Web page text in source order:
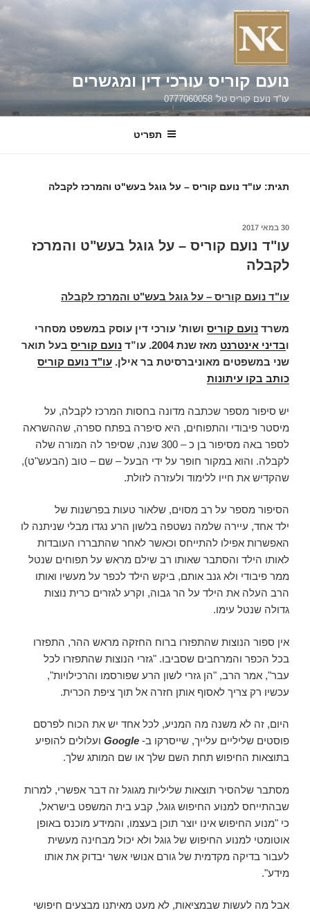
דילוג
נועם קוריס עורכי דין ומגשרים
עו"ד נועם קוריס טל' 0777060058
תפריט
תגית: עו"ד נועם קוריס – על גוגל בעש"ט והמרכז לקבלה
פורסם
30 במאי 2017
עו"ד נועם קוריס – על גוגל בעש"ט והמרכז
לקבלה
עו"ד נועם קוריס – על גוגל בעש"ט והמרכז לקבלה
משרד נועם קוריס ושות’ עורכי דין עוסק במשפט מסחרי
ובדיני אינטרנט מאז שנת 2004. עו”ד נועם קוריס בעל תואר
שני במשפטים מאוניברסיטת בר אילן. עו"ד נועם קוריס
כותב בקו עיתונות
יש סיפור מספר שכתבה מדונה בחסות המרכז לקבלה, על
מיסטר פיבודי והתפוחים, היא סיפרה בפתח ספרה, שההשראה
לספר באה מסיפור בן כ – 300 שנה, שסיפר לה המורה שלה
לקבלה. והוא במקור חופר על ידי הבעל – שם – טוב (הבעש"ט),
שהקדיש את חייו ללימוד ולעזרה לזולת.
הסיפור מספר על רב מסוים, שלאור טעות בפרשנות של
ילד אחד, עיירה שלמה נשטפה בלשון הרע נגדו מבלי שניתנה לו
האפשרות אפילו להתייחס וכאשר לאחר שהתבררו העובדות
לאותו הילד והסתבר שאותו רב שילם מראש על תפוחים שנטל
ממר פיבודי ולא גנב אותם, ביקש הילד לכפר על מעשיו ואותו
הרב העלה את הילד על הר גבוה, וקרע לגזרים כרית נוצות
גדולה שנטל עימו.
אין ספור הנוצות שהתפזרו ברוח החזקה מראש ההר, התפזרו
בכל הכפר והמרחבים שסביבו. "גזרי הנוצות שהתפזרו לכל
עבר", אמר הרב, "הן גזרי לשון הרע שפורסמו והרכילויות",
עכשיו רק צריך לאסוף אותן חזרה אל תוך ציפת הכרית.
היום, זה לא משנה מה המניע, לכל אחד יש את הכוח לפרסם
פוסטים שליליים עלייך, שייסרקו ב-
ועלולים להופיע
בתוצאות החיפוש תחת השם שלך או שם המותג שלך.
מסתבר שלהסיר תוצאות שליליות מגוגל זה דבר אפשרי, למרות
שבהתייחס למנוע החיפוש גוגל, קבע בית המשפט בישראל,
כי "מנוע החיפוש אינו יוצר תוכן בעצמו, והמידע מוכנס באופן
אוטומטי למנוע החיפוש של גוגל ולא יכול מבחינה מעשית
לעבור בדיקה מקדמית של גורם אנושי אשר יבדוק את אותו
מידע".
אבל מה לעשות שבמציאות, לא מעט מאיתנו מבצעים חיפושי